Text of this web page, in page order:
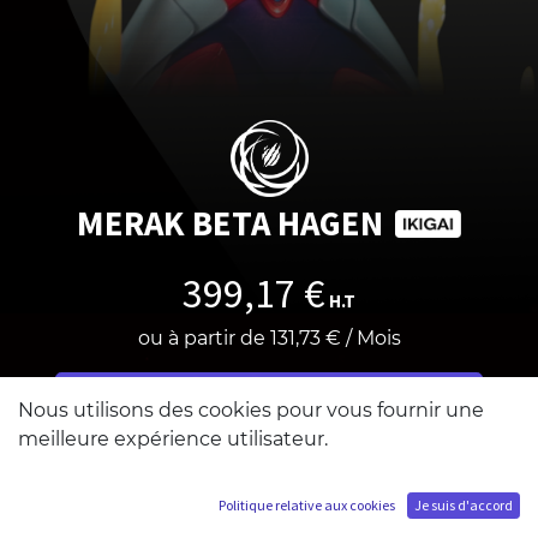
MERAK BETA HAGEN
399,17 € H.T
ou à partir de 131,73€ / Mois
Ajouter au panier
Nous utilisons des cookies pour vous fournir une
meilleure expérience utilisateur.
Politique relative aux cookies Je suis d'accord